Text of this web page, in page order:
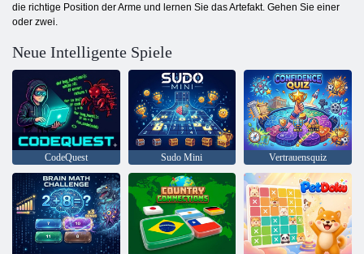
die richtige Position der Arme und lernen Sie das Artefakt. Gehen Sie einer
oder zwei.
Neue Intelligente Spiele
CodeQuest Sudo Mini Vertrauensquiz